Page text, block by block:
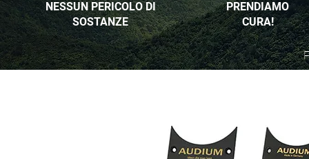
NESSUN PERICOLO DI
SOSTANZE
PRENDIAMO
CURA!